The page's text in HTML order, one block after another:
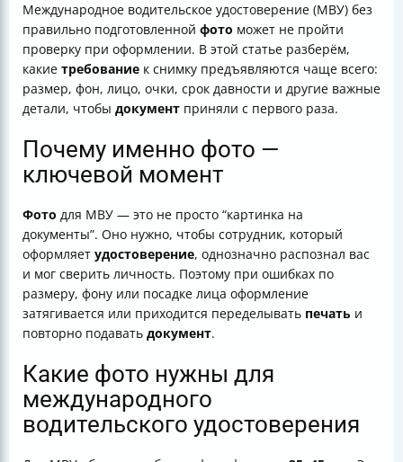
Давность снимка: как не ошибиться
Где сделать фото, чтобы требования совпали
Частые ошибки, из-за которых фото отклоняют
Итог: как сделать так, чтобы приняли сразу
Международное водительское удостоверение (МВУ) без
правильно подготовленной фото может не пройти
проверку при оформлении. В этой статье разберём,
какие требование к снимку предъявляются чаще всего:
размер, фон, лицо, очки, срок давности и другие важные
детали, чтобы документ приняли с первого раза.
Почему именно фото —
ключевой момент
Фото для МВУ — это не просто “картинка на
документы”. Оно нужно, чтобы сотрудник, который
оформляет удостоверение, однозначно распознал вас
и мог сверить личность. Поэтому при ошибках по
размеру, фону или посадке лица оформление
затягивается или приходится переделывать печать и
повторно подавать документ.
Какие фото нужны для
международного
водительского удостоверения